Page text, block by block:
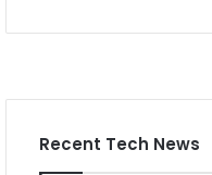
Recent Tech News